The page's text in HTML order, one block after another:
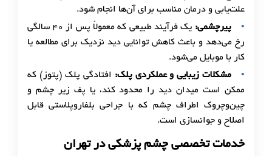
علت‌یابی و درمان مناسب برای آن‌ها انجام شود.
پیرچشمی:
یک فرآیند طبیعی که معمولاً پس از ۴۰ سالگی
رخ می‌دهد و باعث کاهش توانایی دید نزدیک برای مطالعه یا
کار با موبایل می‌شود.
مشکلات زیبایی و عملکردی پلک: افتادگی پلک (پتوز) که
ممکن است میدان دید را محدود کند، یا پف زیر چشم و
چین‌وچروک اطراف چشم که با جراحی بلفاروپلاستی قابل
اصلاح و جوانسازی است.
خدمات تخصصی چشم پزشکی در تهران